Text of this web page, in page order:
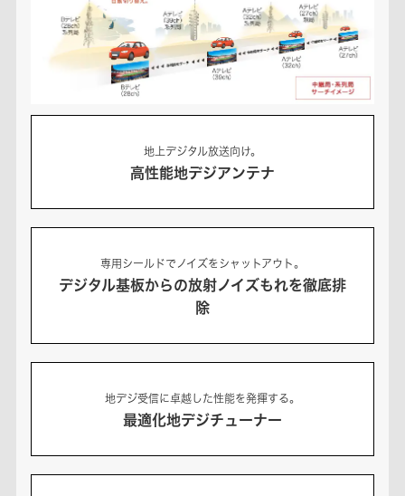
地上デジタル放送向け。
高性能地デジアンテナ
専用シールドでノイズをシャットアウト。
デジタル基板からの放射ノイズもれを徹底排
除
地デジ受信に卓越した性能を発揮する。
最適化地デジチューナー